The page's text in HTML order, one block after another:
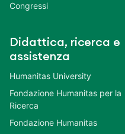
Congressi
Didattica, ricerca e
assistenza
Humanitas University
Fondazione Humanitas per la
Ricerca
Fondazione Humanitas